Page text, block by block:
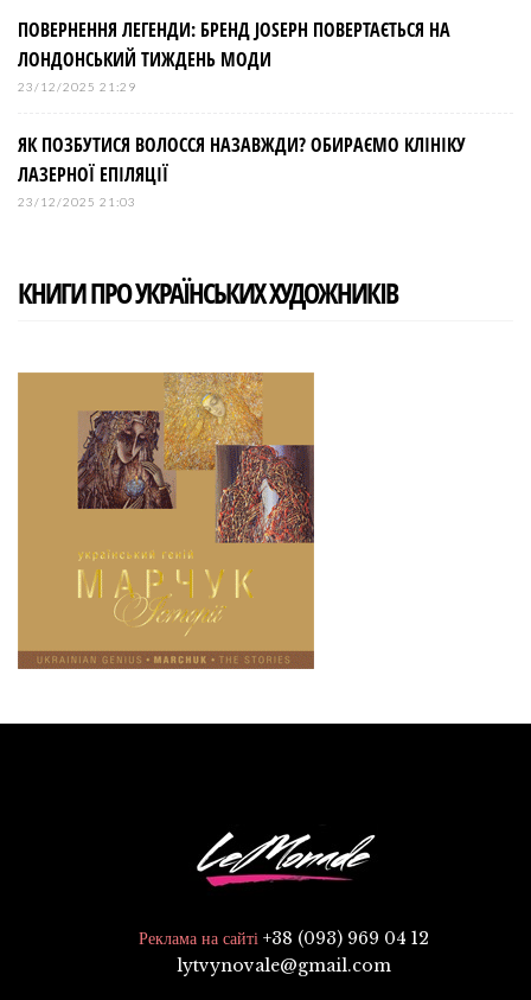
ПОВЕРНЕННЯ ЛЕГЕНДИ: БРЕНД JOSEPH ПОВЕРТАЄТЬСЯ НА
ЛОНДОНСЬКИЙ ТИЖДЕНЬ МОДИ
23/12/2025 21:29
ЯК ПОЗБУТИСЯ ВОЛОССЯ НАЗАВЖДИ? ОБИРАЄМО КЛІНІКУ
ЛАЗЕРНОЇ ЕПІЛЯЦІЇ
23/12/2025 21:03
КНИГИ ПРО УКРАЇНСЬКИХ ХУДОЖНИКІВ
Реклама на сайті +38 (093) 969 04 12
lytvynovale@gmail.com